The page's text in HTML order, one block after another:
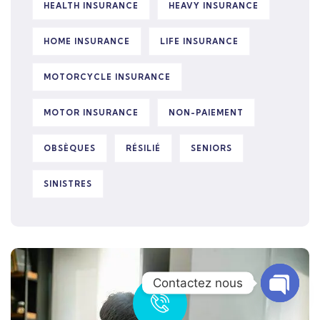
HEALTH INSURANCE HEAVY INSURANCE
HOME INSURANCE LIFE INSURANCE
MOTORCYCLE INSURANCE
MOTOR INSURANCE NON-PAIEMENT
OBSÈQUES RÉSILIÉ SENIORS
SINISTRES
Contactez nous